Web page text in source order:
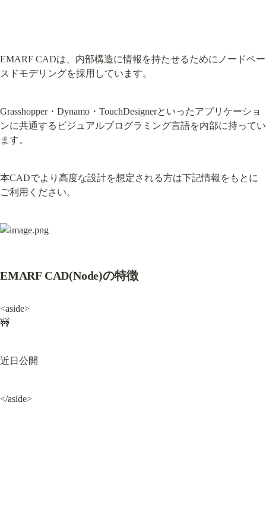
EMARF CADは、内部構造に情報を持たせるためにノードベー
スドモデリングを採用しています。
Grasshopper・Dynamo・TouchDesignerといったアプリケーショ
ンに共通するビジュアルプログラミング言語を内部に持ってい
ます。
本CADでより高度な設計を想定される方は下記情報をもとに
ご利用ください。
EMARF CAD(Node)の特徴
<aside>
🚧
近日公開
</aside>